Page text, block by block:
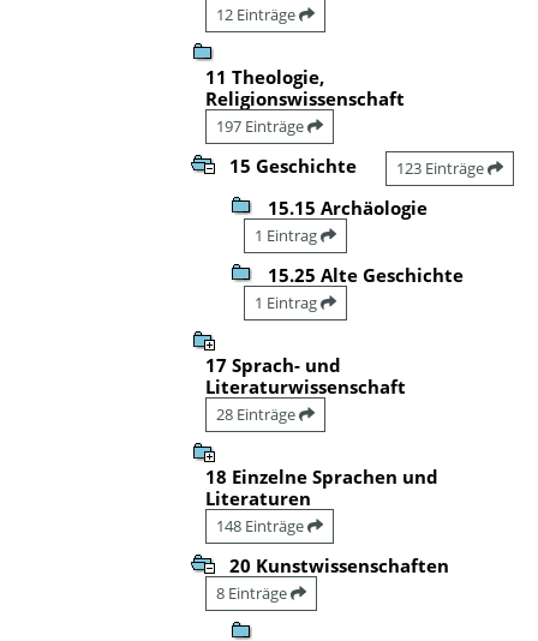
12 Einträge
11 Theologie,
Religionswissenschaft
197 Einträge
15 Geschichte 123 Einträge
15.15 Archäologie
1 Eintrag
15.25 Alte Geschichte
1 Eintrag
17 Sprach- und
Literaturwissenschaft
28 Einträge
18 Einzelne Sprachen und
Literaturen
148 Einträge
20 Kunstwissenschaften
8 Einträge